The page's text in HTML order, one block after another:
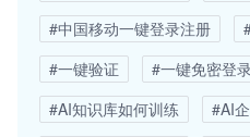
#中国移动一键登录注册
#一键验证
#一键免密登
#AI知识库如何训练
#AI